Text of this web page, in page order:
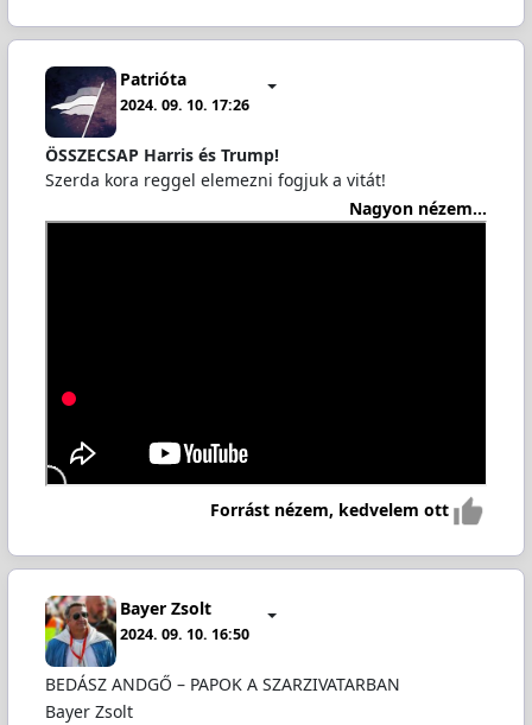
Patrióta
2024. 09. 10. 17:26
ÖSSZECSAP Harris és Trump!
Szerda kora reggel elemezni fogjuk a vitát!
Nagyon nézem...
Forrást nézem, kedvelem ott
Bayer Zsolt
2024. 09. 10. 16:50
BEDÁSZ ANDGŐ – PAPOK A SZARZIVATARBAN
Bayer Zsolt